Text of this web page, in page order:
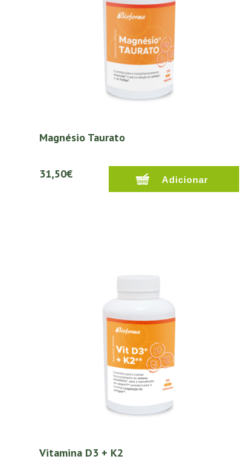
Magnésio Taurato
31,50€
Vitamina D3 + K2